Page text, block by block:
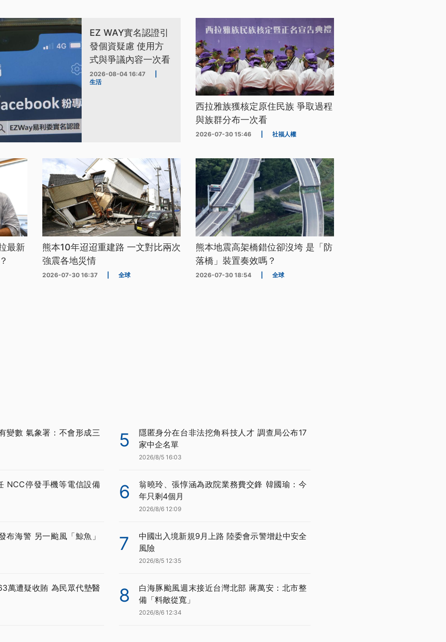
EZ WAY實名認證引
發個資疑慮 使用方
式與爭議內容一次看
2026-08-04 16:47
生活
西拉雅族獲核定原住民族 爭取過程
與族群分布一次看
2026-07-30 15:46 社福人權
最新
熊本10年迢迢重建路 一文對比兩次
強震各地災情
2026-07-30 16:37 全球
熊本地震高架橋錯位卻沒垮 是「防
落橋」裝置奏效嗎？
2026-07-30 18:54 全球
變數 氣象署：不會形成三
NCC停發手機等電信設備
布海警 另一颱風「鯨魚」
萬遭疑收賄 為民眾代墊醫
5
隱匿身分在台非法挖角科技人才 調查局公布17
家中企名單
2026/8/5 16:03
6
翁曉玲、張惇涵為政院業務費交鋒 韓國瑜：今
年只剩4個月
2026/8/6 12:09
7
中國出入境新規9月上路 陸委會示警增赴中安全
風險
2026/8/5 12:35
8
白海豚颱風週末接近台灣北部 蔣萬安：北市整
備「料敵從寬」
2026/8/6 12:34